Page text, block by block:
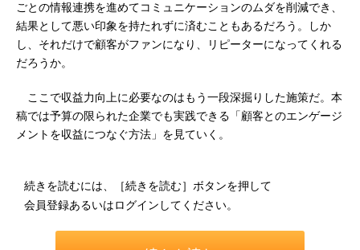
ごとの情報連携を進めてコミュニケーションのムダを削減でき、
結果として悪い印象を持たれずに済むこともあるだろう。しか
し、それだけで顧客がファンになり、リピーターになってくれる
だろうか。
ここで収益力向上に必要なのはもう一段深掘りした施策だ。本
稿では予算の限られた企業でも実践できる「顧客とのエンゲージ
メントを収益につなぐ方法」を見ていく。
続きを読むには、［続きを読む］ボタンを押して
会員登録あるいはログインしてください。